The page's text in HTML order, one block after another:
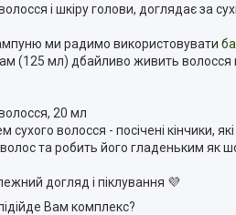
і шкіру голови, доглядає за
ми радимо використовувати
(125 мл) дбайливо живить волосся
20 мл
сухого волосся - посічені кінчики,
та робить його гладеньким як
догляд і піклування 💜
Вам комплекс?